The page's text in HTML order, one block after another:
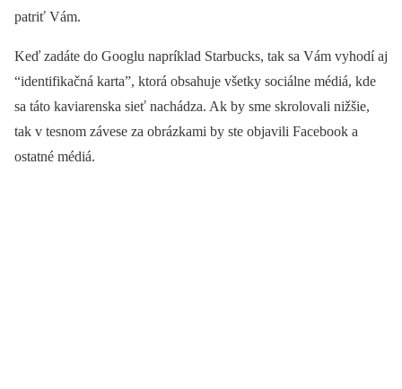
patriť Vám.
Keď zadáte do Googlu napríklad Starbucks, tak sa Vám vyhodí aj
“identifikačná karta”, ktorá obsahuje všetky sociálne médiá, kde
sa táto kaviarenska sieť nachádza. Ak by sme skrolovali nižšie,
tak v tesnom závese za obrázkami by ste objavili Facebook a
ostatné médiá.